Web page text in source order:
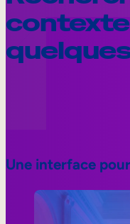
Une interface